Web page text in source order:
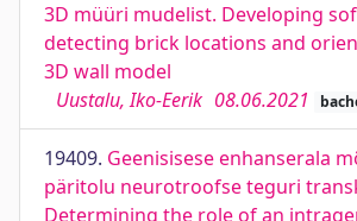
3D müüri mudelist. Developing
detecting brick locations and
3D wall model
Uustalu, Iko-Eerik 08.06.2021
19409. Geenisisese enhanserala
päritolu neurotroofse teguri
Determining the role of an